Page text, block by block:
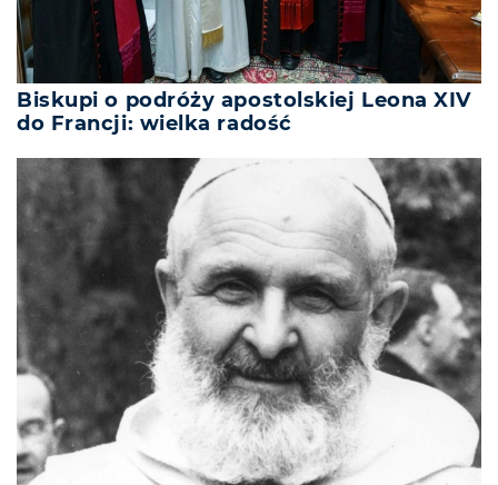
Biskupi o podróży apostolskiej Leona XIV
do Francji: wielka radość